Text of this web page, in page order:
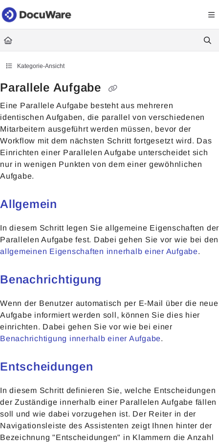
Documentation Index
Fetch the complete documentation index at: https://
Use this file to discover all available pages before exploring further.
Kategorie-Ansicht
Parallele Aufgabe
Eine Parallele Aufgabe besteht aus mehreren
identischen Aufgaben, die parallel von verschiedenen
Mitarbeitern ausgeführt werden müssen, bevor der
Workflow mit dem nächsten Schritt fortgesetzt wird. Das
Einrichten einer Parallelen Aufgabe unterscheidet sich
nur in wenigen Punkten von dem einer gewöhnlichen
Aufgabe.
Allgemein
In diesem Schritt legen Sie allgemeine Eigenschaften der
Parallelen Aufgabe fest. Dabei gehen Sie vor wie bei den
allgemeinen Eigenschaften innerhalb einer Aufgabe.
Benachrichtigung
Wenn der Benutzer automatisch per E-Mail über die neue
Aufgabe informiert werden soll, können Sie dies hier
einrichten. Dabei gehen Sie vor wie bei einer
Benachrichtigung innerhalb einer Aufgabe.
Entscheidungen
In diesem Schritt definieren Sie, welche Entscheidungen
der Zuständige innerhalb einer Parallelen Aufgabe fällen
soll und wie dabei vorzugehen ist. Der Reiter in der
Navigationsleiste des Assistenten zeigt Ihnen hinter der
Bezeichnung "Entscheidungen" in Klammern die Anzahl